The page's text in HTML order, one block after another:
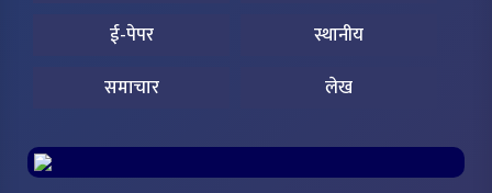
ई-पेपर
स्थानीय
समाचार
लेख